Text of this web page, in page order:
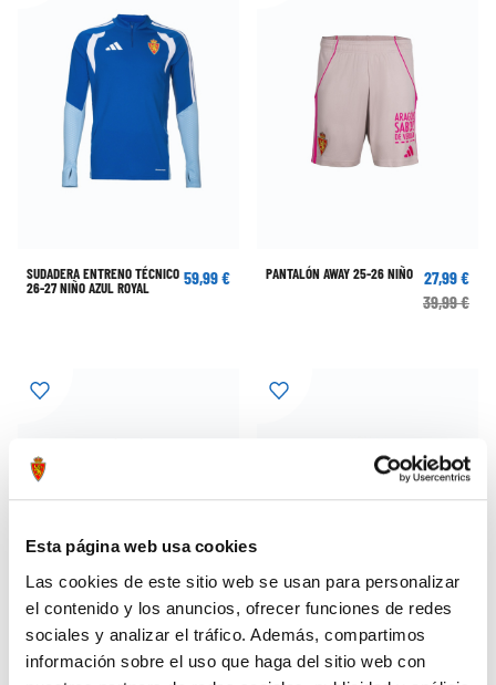
Esta página web usa cookies
Las cookies de este sitio web se usan para personalizar
el contenido y los anuncios, ofrecer funciones de redes
sociales y analizar el tráfico. Además, compartimos
información sobre el uso que haga del sitio web con
SUDADERA ENTRENO TÉCNICO
26-27 NIÑO AZUL ROYAL
59,99 € PANTALÓN AWAY 25-26 NIÑO
27,99 €
39,99 €